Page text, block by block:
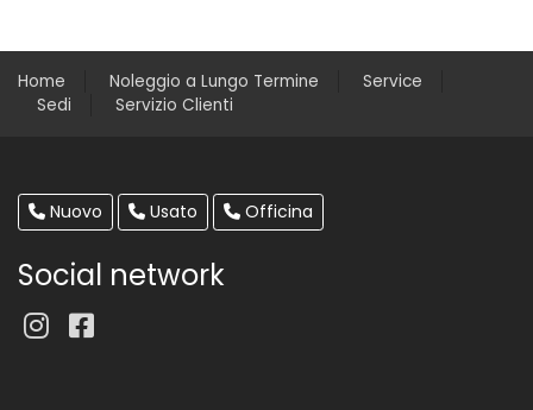
Home Noleggio a Lungo Termine
Service
Sedi
Servizio Clienti
Nuovo Usato Officina
Social network